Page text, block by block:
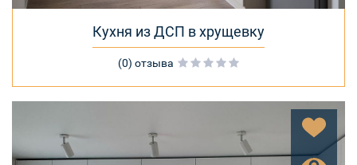
Кухня из ДСП в хрущевку
(0) отзыва